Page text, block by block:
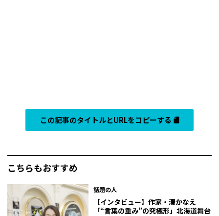
この記事のタイトルとURLをコピーする
こちらもおすすめ
話題の人
【インタビュー】作家・湊かなえ
「“言葉の重み”の究極形」北海道舞台